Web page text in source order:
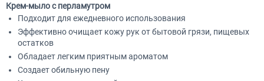
Крем-мыло с перламутром
Подходит для ежедневного использования
Эффективно очищает кожу рук от бытовой грязи, пищевых
остатков
Обладает легким приятным ароматом
Создает обильную пену